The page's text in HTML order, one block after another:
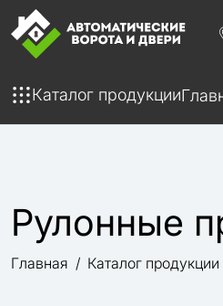
Каталог продукции
Рулонные
Главная Каталог продукции